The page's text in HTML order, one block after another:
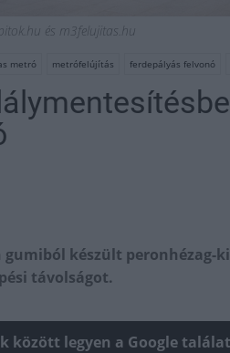
és m3felujitas.hu
metró metrófelújítás ferdepályás felvonó
gumiból készült peronhézag-
távolságot.
között legyen a Google